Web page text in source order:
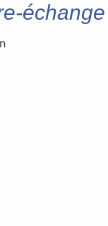
échange